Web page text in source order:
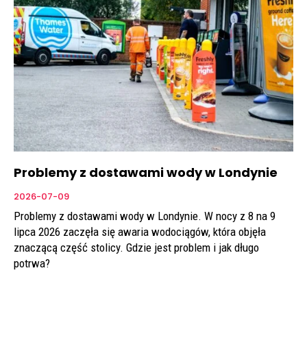
Problemy z dostawami wody w Londynie
2026-07-09
Problemy z dostawami wody w Londynie. W nocy z 8 na 9
lipca 2026 zaczęła się awaria wodociągów, która objęła
znaczącą część stolicy. Gdzie jest problem i jak długo
potrwa?